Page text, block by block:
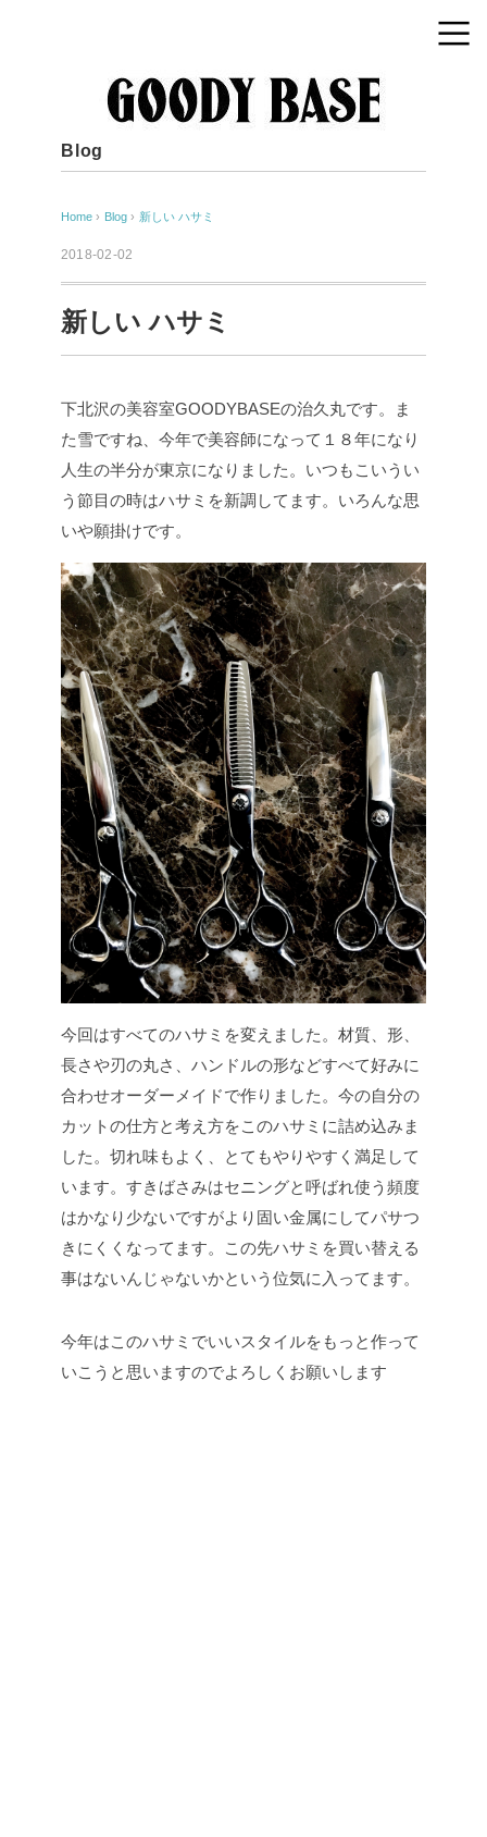
Blog
Home › Blog › 新しい ハサミ
2018-02-02
新しい ハサミ
下北沢の美容室GOODYBASEの治久丸です。ま
た雪ですね、今年で美容師になって１８年になり
人生の半分が東京になりました。いつもこいうい
う節目の時はハサミを新調してます。いろんな思
いや願掛けです。
今回はすべてのハサミを変えました。材質、形、
長さや刃の丸さ、ハンドルの形などすべて好みに
合わせオーダーメイドで作りました。今の自分の
カットの仕方と考え方をこのハサミに詰め込みま
した。切れ味もよく、とてもやりやすく満足して
います。すきばさみはセニングと呼ばれ使う頻度
はかなり少ないですがより固い金属にしてパサつ
きにくくなってます。この先ハサミを買い替える
事はないんじゃないかという位気に入ってます。
今年はこのハサミでいいスタイルをもっと作って
いこうと思いますのでよろしくお願いします